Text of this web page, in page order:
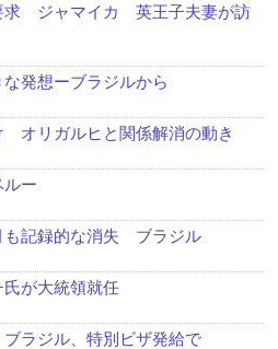
求 ジャマイカ 英王子夫妻が訪
発想ーブラジルから
オリガルヒと関係解消の動き
ー
記録的な消失 ブラジル
が大統領就任
ラジル、特別ビザ発給で